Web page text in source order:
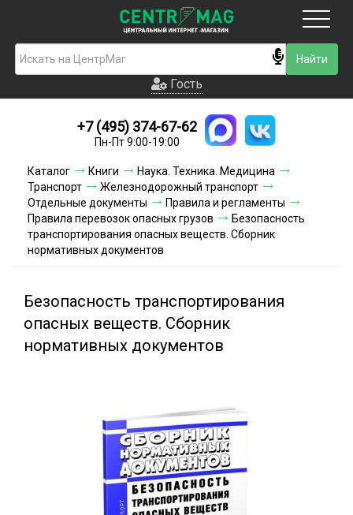
Гость
Новинки
Условия доставки
Условия оплаты
Контакты
Гость
+7 (495) 374-67-62
Пн-Пт 9:00-19:00
Каталог Книги
Наука. Техника. Медицина
Транспорт
Железнодорожный транспорт
Отдельные документы
Правила и регламенты
Правила перевозок опасных грузов
Безопасность
транспортирования опасных веществ. Сборник
нормативных документов
Безопасность транспортирования
опасных веществ. Сборник
нормативных документов